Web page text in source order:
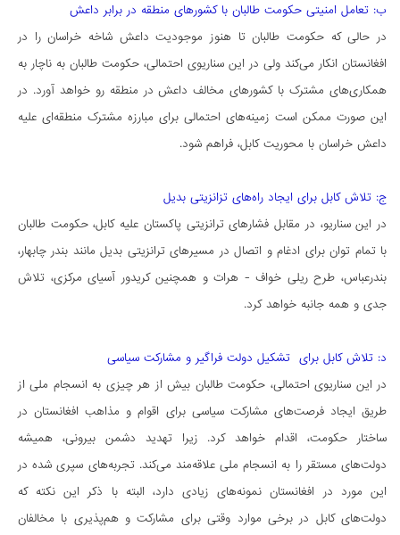
ب: تعامل امنیتی حکومت طالبان با کشورهای منطقه در برابر داعش
در حالی که حکومت طالبان تا هنوز موجودیت داعش شاخه خراسان را در
افغانستان انکار می‌کند ولی در این سناریوی احتمالی، حکومت طالبان به ناچار به‌
همکاری‌های مشترک با کشورهای مخالف داعش در منطقه رو خواهد آورد. در
این صورت ممکن است زمینه‌های احتمالی برای مبارزه مشترک منطقه‌ای علیه
داعش خراسان با محوریت کابل، فراهم شود.
ج: تلاش کابل برای ایجاد راه‌های تزانزیتی بدیل
در این سناریو، در مقابل فشارهای ترانزیتی پاکستان علیه کابل، حکومت طالبان
با تمام توان برای ادغام و اتصال در مسیرهای ترانزیتی بدیل مانند بندر چابهار،
بندرعباس، طرح ریلی خواف - هرات و همچنین کریدور آسیای مرکزی، تلاش
جدی و همه جانبه خواهد کرد.
د: تلاش کابل برای تشکیل دولت فراگیر و مشارکت سیاسی
در این سناریوی احتمالی، حکومت طالبان بیش از هر چیزی به انسجام ملی از
طریق ایجاد فرصت‌های مشارکت سیاسی برای اقوام و مذاهب افغانستان در
ساختار حکومت، اقدام خواهد کرد. زیرا تهدید دشمن بیرونی، همیشه
دولت‌های مستقر را به انسجام ملی علاقه‌مند می‌کند. تجربه‌های سپری شده در
این مورد در افغانستان نمونه‌های زیادی دارد، البته با ذکر این نکته که
دولت‌های کابل در برخی موارد وقتی برای مشارکت و هم‌پذیری با مخالفان